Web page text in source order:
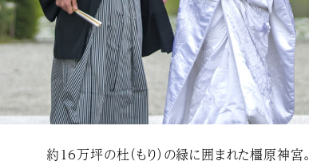
約１６万坪の杜（もり）の緑に囲まれた橿原神宮。